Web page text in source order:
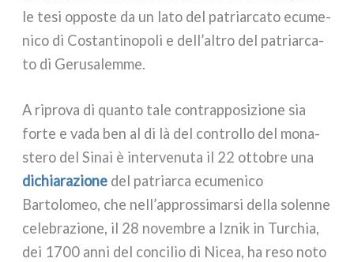
le tesi oppo­ste da un lato del patriar­ca­to ecu­me­
ni­co di Costantinopoli e dell’altro del patriar­ca­
to di Gerusalemme.
A ripro­va di quan­to tale con­trap­po­si­zio­ne sia
for­te e vada ben al di là del con­trol­lo del mona­
ste­ro del Sinai è inter­ve­nu­ta il 22 otto­bre una
dichia­ra­zio­ne del patriar­ca ecu­me­ni­co
Bartolomeo, che nell’approssimarsi del­la solen­ne
cele­bra­zio­ne, il 28 novem­bre a Iznik in Turchia,
dei 1700 anni del con­ci­lio di Nicea, ha reso noto